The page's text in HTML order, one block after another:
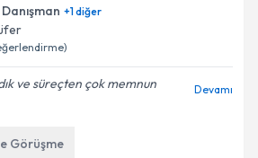
+1diğer
ve süreçten çok memnun
Devamı
Görüşme